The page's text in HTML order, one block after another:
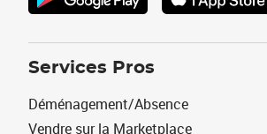
Services Pros
Déménagement/Absence
Vendre sur la Marketplace